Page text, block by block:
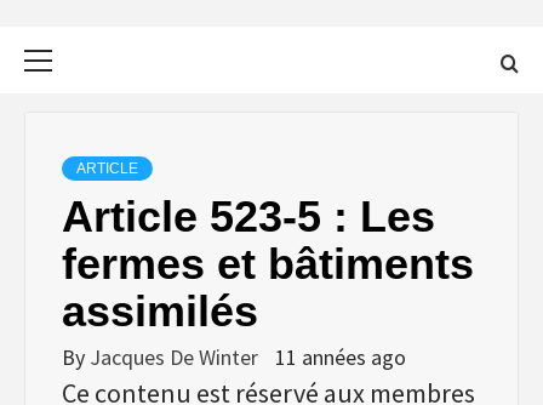
ARTICLE
Article 523-5 : Les
fermes et bâtiments
assimilés
By Jacques De Winter 11 années ago
Ce contenu est réservé aux membres